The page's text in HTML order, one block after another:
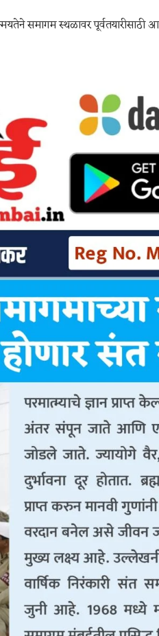
समागम स्थळावर पूर्वतयारीसाठी